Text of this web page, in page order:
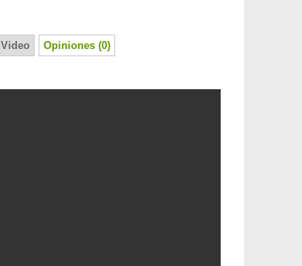
Video Opiniones (0)